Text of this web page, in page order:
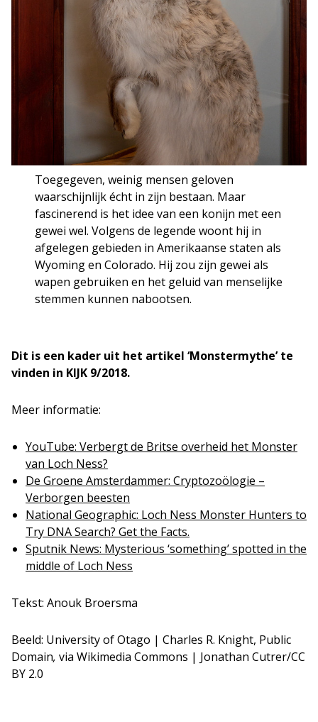
Toegegeven, weinig mensen geloven
waarschijnlijk écht in zijn bestaan. Maar
fascinerend is het idee van een konijn met een
gewei wel. Volgens de legende woont hij in
afgelegen gebieden in Amerikaanse staten als
Wyoming en Colorado. Hij zou zijn gewei als
wapen gebruiken en het geluid van menselijke
stemmen kunnen nabootsen.
Dit is een kader uit het artikel ‘Monstermythe’ te
vinden in KIJK 9/2018.
Meer informatie:
YouTube: Verbergt de Britse overheid het Monster
van Loch Ness?
De Groene Amsterdammer: Cryptozoölogie –
Verborgen beesten
National Geographic: Loch Ness Monster Hunters to
Try DNA Search? Get the Facts.
Sputnik News: Mysterious ‘something’ spotted in the
middle of Loch Ness
Tekst: Anouk Broersma
Beeld: University of Otago | Charles R. Knight, Public
Domain, via Wikimedia Commons | Jonathan Cutrer/CC
BY 2.0